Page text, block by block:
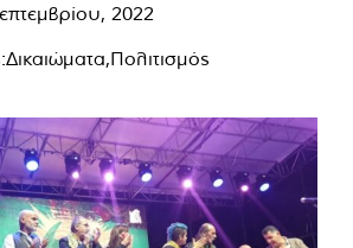
2022
Δικαιώματα,Πολιτισμός